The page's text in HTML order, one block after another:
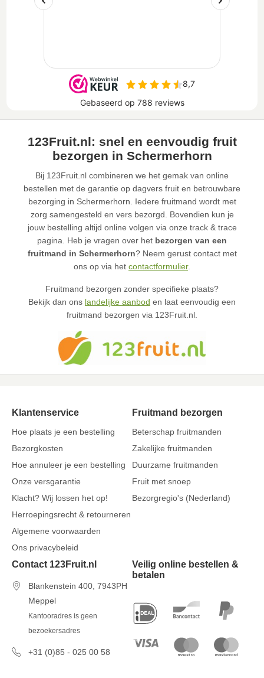
123Fruit.nl: snel en eenvoudig fruit
bezorgen in Schermerhorn
Bij 123Fruit.nl combineren we het gemak van online
bestellen met de garantie op dagvers fruit en betrouwbare
bezorging in Schermerhorn. Iedere fruitmand wordt met
zorg samengesteld en vers bezorgd. Bovendien kun je
jouw bestelling altijd online volgen via onze track & trace
pagina. Heb je vragen over het bezorgen van een
fruitmand in Schermerhorn? Neem gerust contact met
ons op via het contactformulier.
Fruitmand bezorgen zonder specifieke plaats?
Bekijk dan ons landelijke aanbod en laat eenvoudig een
fruitmand bezorgen via 123Fruit.nl.
Klantenservice
Hoe plaats je een bestelling
Bezorgkosten
Hoe annuleer je een bestelling
Onze versgarantie
Klacht? Wij lossen het op!
Herroepingsrecht & retourneren
Algemene voorwaarden
Ons privacybeleid
Fruitmand bezorgen
Beterschap fruitmanden
Zakelijke fruitmanden
Duurzame fruitmanden
Fruit met snoep
Bezorgregio's (Nederland)
Contact 123Fruit.nl
Blankenstein 400, 7943PH
Meppel
Kantooradres is geen
bezoekersadres
+31 (0)85 - 025 00 58
Veilig online bestellen &
betalen